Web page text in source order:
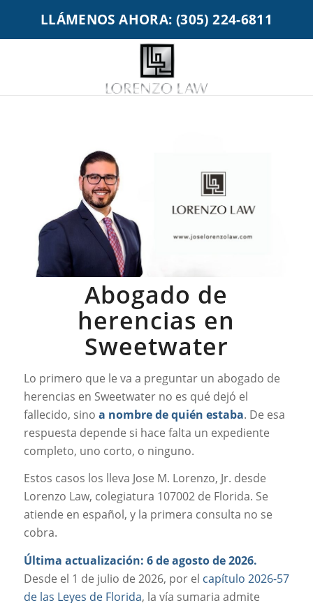
LLÁMENOS AHORA: (305) 224-6811
Abogado de
herencias en
Sweetwater
Lo primero que le va a preguntar un abogado de
herencias en Sweetwater no es qué dejó el
fallecido, sino a nombre de quién estaba. De esa
respuesta depende si hace falta un expediente
completo, uno corto, o ninguno.
Estos casos los lleva Jose M. Lorenzo, Jr. desde
Lorenzo Law, colegiatura 107002 de Florida. Se
atiende en español, y la primera consulta no se
cobra.
Última actualización: 6 de agosto de 2026.
Desde el 1 de julio de 2026, por el capítulo 2026-57
de las Leyes de Florida, la vía sumaria admite